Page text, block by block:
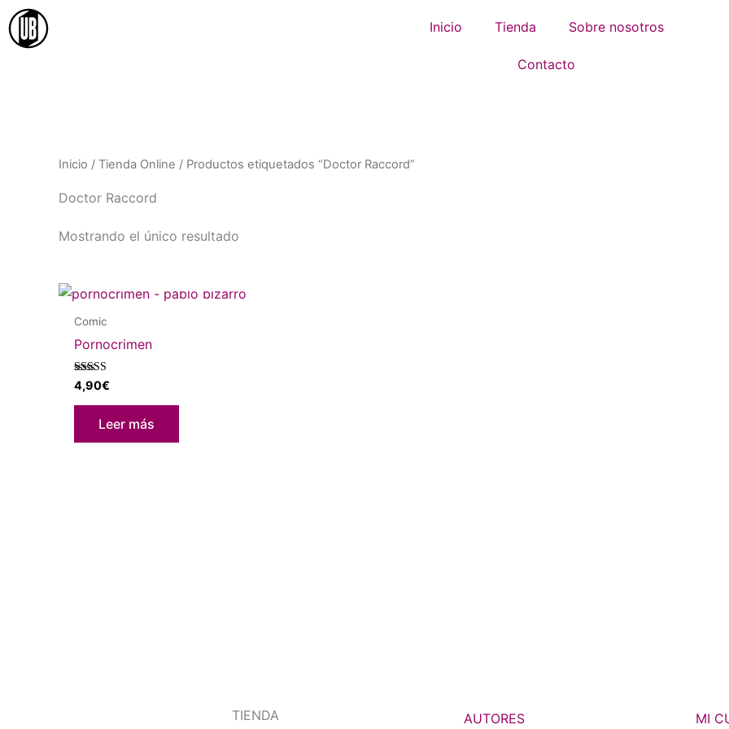
al
contenido
Inicio Tienda Sobre nosotros
Contacto
Inicio / Tienda Online / Productos etiquetados “Doctor Raccord”
Doctor Raccord
Mostrando el único resultado
Comic
Pornocrimen
Valorado con
5.00
de 5
4,90€
Leer más
TIENDA AUTORES MI